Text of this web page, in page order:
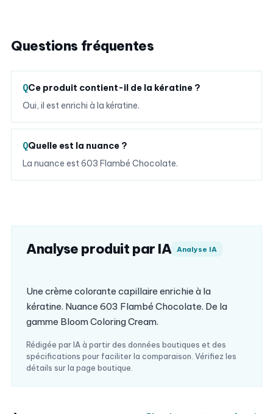
Questions fréquentes
Ce produit contient-il de la kératine ?
Oui, il est enrichi à la kératine.
Quelle est la nuance ?
La nuance est 603 Flambé Chocolate.
Analyse produit par IA Analyse IA
Une crème colorante capillaire enrichie à la
kératine. Nuance 603 Flambé Chocolate. De la
gamme Bloom Coloring Cream.
Rédigée par IA à partir des données boutiques et des
spécifications pour faciliter la comparaison. Vérifiez les
détails sur la page boutique.